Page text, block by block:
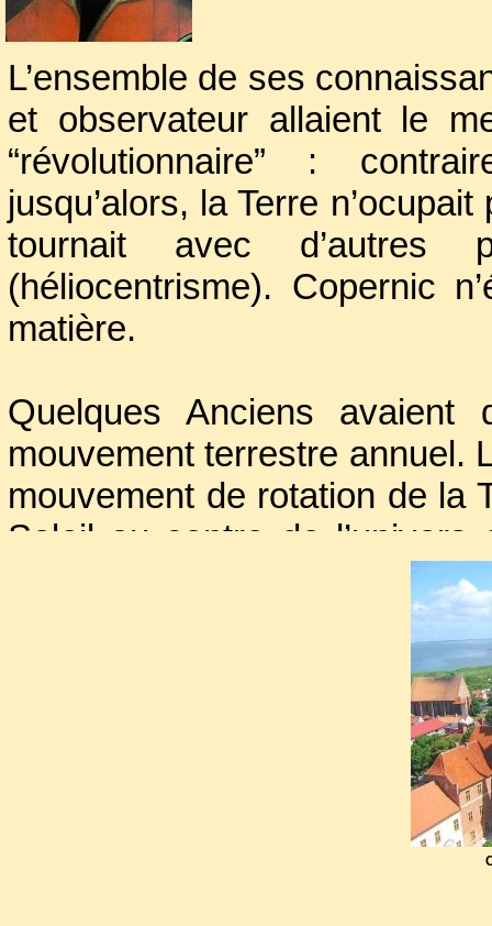
son étude favorite.
L’ensemble de ses
et observateur allaient le
“révolutionnaire” :
jusqu’alors, la Terre
tournait avec d’autres
(héliocentrisme). Copernic
matière.
Quelques Anciens
mouvement terrestre annuel.
mouvement de rotation de la
Soleil au centre de
autour de lui, tandis que
représentée par le système
La complication de ce
à en simplifier les
furent rassemblés dans
révolutions des sphères